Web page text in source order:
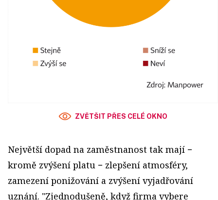
ZVĚTŠIT PŘES CELÉ OKNO
Největší dopad na zaměstnanost tak mají −
kromě zvýšení platu − zlepšení atmosféry,
zamezení ponižování a zvýšení vyjadřování
uznání. "Zjednodušeně, když firma vybere